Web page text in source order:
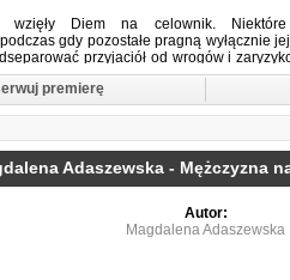
wzięły Diem na celownik.
gdy pozostałe pragną wyłącznie
przyjaciół od wrogów i
postać...premierę
Adaszewska - Mężczyzna
Autor:
Magdalena Adaszewska